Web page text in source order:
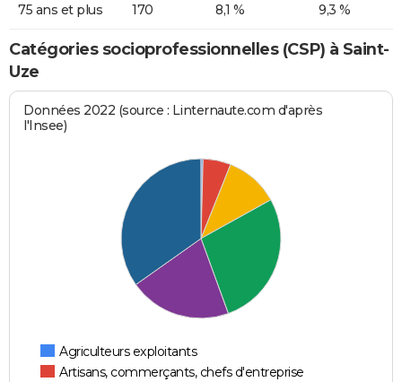
75 ans et plus 170 8,1 % 9,3 %
Catégories socioprofessionnelles (CSP) à Saint-
Uze
Données 2022 (source : Linternaute.com d'après
l'Insee)
Agriculteurs exploitants
Artisans, commerçants, chefs d'entreprise